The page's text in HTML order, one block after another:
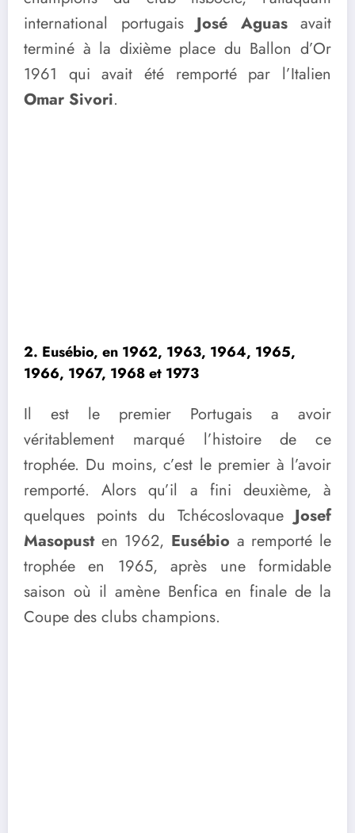
international portugais José Aguas avait
terminé à la dixième place du Ballon d’Or
1961 qui avait été remporté par l’Italien
Omar Sivori.
2. Eusébio, en 1962, 1963, 1964, 1965,
1966, 1967, 1968 et 1973
Il est le premier Portugais a avoir
véritablement marqué l’histoire de ce
trophée. Du moins, c’est le premier à l’avoir
remporté. Alors qu’il a fini deuxième, à
quelques points du TchécoslovaqueJosef
Masopust en 1962, Eusébio a remporté le
trophée en 1965, après une formidable
saison où il amène Benfica en finale de la
Coupe des clubs champions.